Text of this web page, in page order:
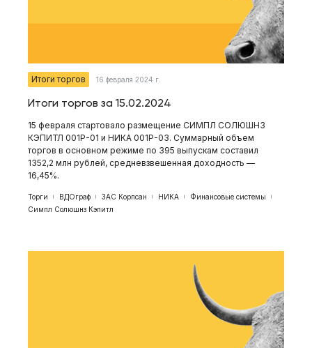
Итоги торгов 16 февраля 2024 г.
Итоги торгов за 15.02.2024
15 февраля стартовало размещение СИМПЛ СОЛЮШНЗ
КЭПИТЛ 001Р-01 и НИКА 001Р-03 . Суммарный объем
торгов в основном режиме по 395 выпускам составил
1352,2 млн рублей, средневзвешенная доходность —
16,45%.
Торги ВДОграф ЗАС Корпсан НИКА
Финансовые системы
Симпл Солюшнз Кэпитл